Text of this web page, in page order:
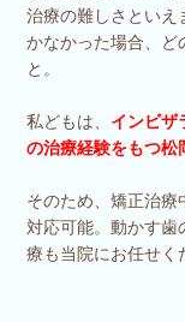
治療の難しさといえ
かなかった場合、ど
と。
私どもは、 インビザ
の治療経験をもつ松
そのため、矯正治療
対応可能。動かす歯
療も当院にお任せく